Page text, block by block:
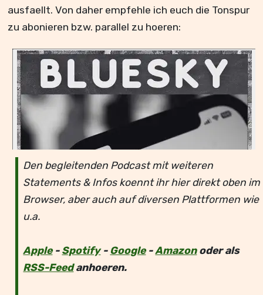
Telegram-Kanaelen veroeffentlicht!
Ganz wichtig: Den Podcast koennt ihr
ausfaellt. Von daher empfehle ich euch die Tonspur
zu abonieren bzw. parallel zu hoeren:
Den begleitenden Podcast mit weiteren
Statements & Infos koennt ihr hier direkt oben im
Browser, aber auch auf diversen Plattformen wie
u.a.
Apple- Spotify- Google-Amazonoder als
RSS-Feedanhoeren.